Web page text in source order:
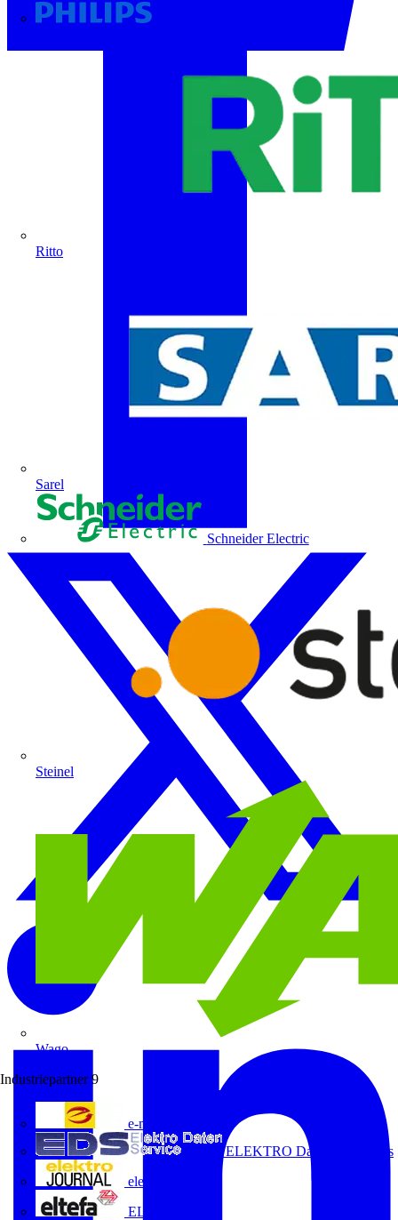
Ritto
Sarel
Schneider Electric
Steinel
Wago
Industriepartner 9
e-marke
ELEKTRO Daten Serviceges
elektrojournal
ELTEFA